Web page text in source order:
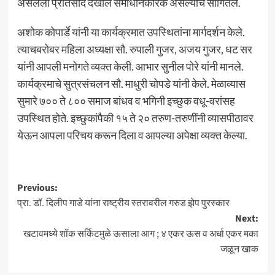
अशोक कोपार्डे यांनी या कार्यक्रमात उपस्थितांना मार्गदर्शन केले.
त्याचबरोबर महिला अध्यक्षा सौ. रुपाली गुजर, अजय गुजर, धट सर
यांनी आपली मनोगते व्यक्त केली. आभार सुनील पोरे यांनी मानले.
कार्यक्रमाचे सुत्रसंचलन सौ. माधुरी चोपडे यांनी केले. मेळाव्यास
सुमारे ७०० ते ८०० समाज बांधव व भगिनी इच्छुक वधू-वरांसह
उपस्थित होते. इच्छुकांपैकी १५ ते २० तरुण-तरुणींनी व्यासपीठावर
येऊन आपला परिचय करून दिला व आपल्या अपेक्षा व्यक्त केल्या.
Post
navigation
Previous:
प्रा. डॉ. दिलीप गाडे यांना राष्ट्रीय स्तरावरील गरुड झेप पुरस्कार
Next:
खटावमध्ये शॉक सर्किटमुळे ऊसाला आग ; ४ एकर ऊस व अर्धा एकर मका
जळून खाक